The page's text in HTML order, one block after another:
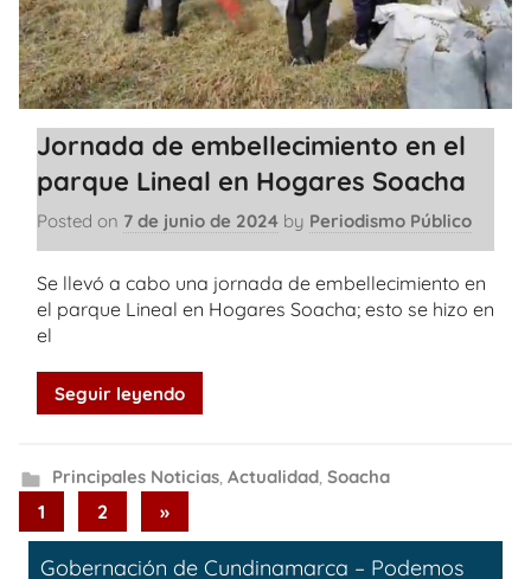
Jornada de embellecimiento en el
parque Lineal en Hogares Soacha
Posted on 7 de junio de 2024 by Periodismo Público
Se llevó a cabo una jornada de embellecimiento en
el parque Lineal en Hogares Soacha; esto se hizo en
el
Seguir leyendo
Principales Noticias, Actualidad, Soacha
Paginación
de
1 2
Next
Posts
»
Gobernación de Cundinamarca – Podemos